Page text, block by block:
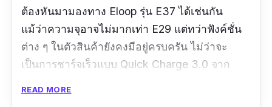
ต้องหันมามองทาง Eloop รุ่น E37 ได้เช่นกัน
แม้ว่าความจุอาจไม่มากเท่า E29 แต่ทว่าฟังค์ชั่น
ต่าง ๆ ในตัวสินค้ายังคงมีอยู่ครบครัน ไม่ว่าจะ
เป็นการชาร์จเร็วแบบ Quick Charge 3.0 จาก
READ MORE